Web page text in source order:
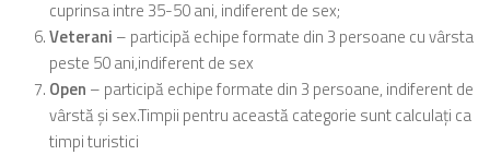
cuprinsa intre 35-50 ani, indiferent de sex;
Veterani – participă echipe formate din 3 persoane cu vârsta
peste 50 ani,indiferent de sex
Open – participă echipe formate din 3 persoane, indiferent de
vârstă și sex.Timpii pentru această categorie sunt calculați ca
timpi turistici